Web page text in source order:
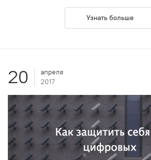
Узнать больше
20
апреля
2017